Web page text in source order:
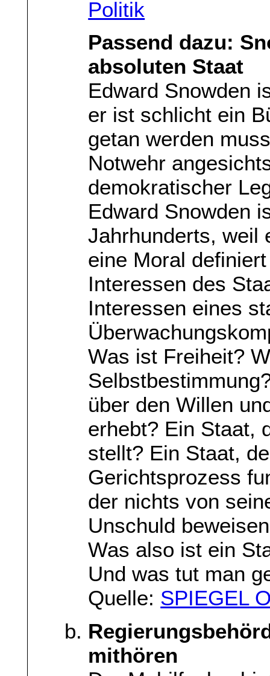
Politik
Passend dazu:
absoluten Staat
Edward Snowden
er ist schlicht ein
getan werden
Notwehr
demokratischer
Edward Snowden
Jahrhunderts, weil
eine Moral
Interessen des
Interessen eines
Was ist Freiheit?
über den Willen
erhebt? Ein Staat,
stellt? Ein Staat,
Gerichtsprozess
der nichts von
Unschuld
Was also ist ein
Und was tut man
Quelle: SPIEGEL
mithören